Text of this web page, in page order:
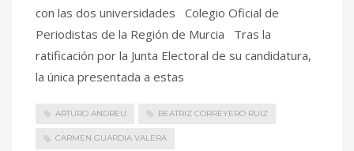
con las dos universidades Colegio Oficial de
Periodistas de la Región de Murcia Tras la
ratificación por la Junta Electoral de su candidatura,
la única presentada a estas
ARTURO ANDREU BEATRIZ CORREYERO RUIZ
CARMEN GUARDIA VALERA